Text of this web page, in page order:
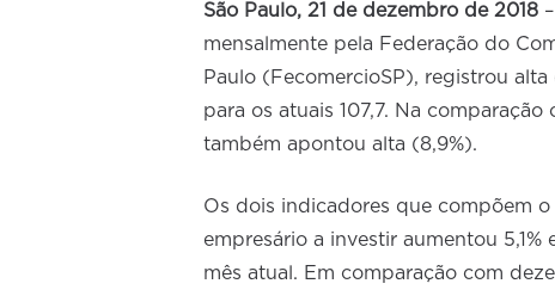
São Paulo, 21 de dezembro de 2018
mensalmente pela Federação do
Paulo (FecomercioSP), registrou
para os atuais 107,7. Na
também apontou alta (8,9%).
Os dois indicadores que compõem
empresário a investir aumentou
mês atual. Em comparação com